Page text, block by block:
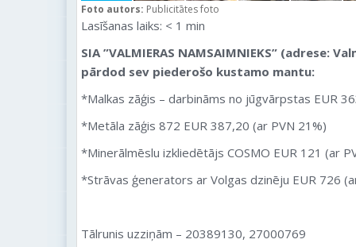
Foto autors: Publicitātes foto
Lasīšanas laiks: < 1 min
SIA ”VALMIERAS NAMSAIMNIEKS” (adrese:
pārdod sev piederošo kustamo mantu:
*Malkas zāģis – darbināms no jūgvārpstas EUR
*Metāla zāģis 872 EUR 387,20 (ar PVN 21%)
*Minerālmēslu izkliedētājs COSMO EUR 121 (ar
*Strāvas ģenerators ar Volgas dzinēju EUR 726
Tālrunis uzziņām – 20389130, 27000769